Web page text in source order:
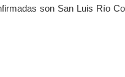
son San Luis Río